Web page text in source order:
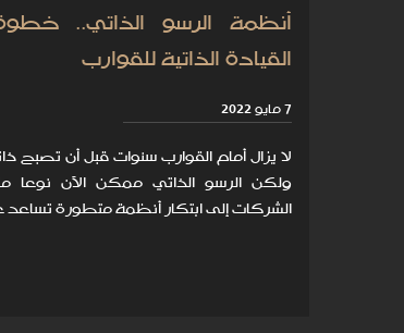
أنظمة الرسو الذاتي..
القيادة الذاتية للقوارب
7 مايو 2022
لا يزال أمام القوارب سنوات قبل أن تصبح
ولكن الرسو الذاتي ممكن الآن
الشركات إلى ابتكار أنظمة متطورة تساعد